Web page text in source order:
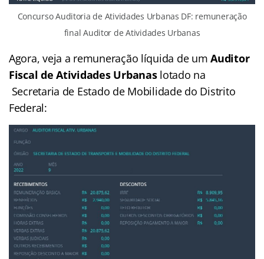
Concurso Auditoria de Atividades Urbanas DF: remuneração
final Auditor de Atividades Urbanas
Agora, veja a remuneração líquida de umAuditor
Fiscal de Atividades Urbanaslotado na
Secretaria de Estado de Mobilidade do Distrito
Federal: